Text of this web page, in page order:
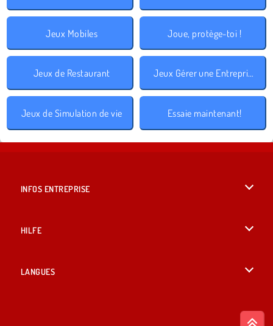
Jeux Mobiles Joue, protège-toi !
Jeux de Restaurant Jeux Gérer une Entreprise
Jeux de Simulation de vie Essaie maintenant!
INFOS ENTREPRISE
HILFE
LANGUES